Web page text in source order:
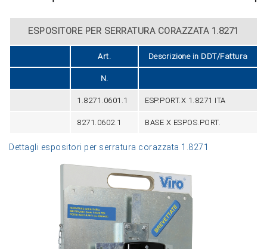
ESPOSITORE PER SERRATURA CORAZZATA 1.8271
Art. Descrizione in DDT/Fattura
N.
1.8271.0601.1 ESP.PORT.X 1.8271 ITA
8271.0602.1 BASE X ESPOS.PORT.
Dettagli espositori per serratura corazzata 1.8271